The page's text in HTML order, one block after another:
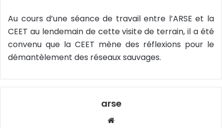
Au cours d’une séance de travail entre l’ARSE et la
CEET au lendemain de cette visite de terrain, il a été
convenu que la CEET mène des réflexions pour le
démantèlement des réseaux sauvages.
arse